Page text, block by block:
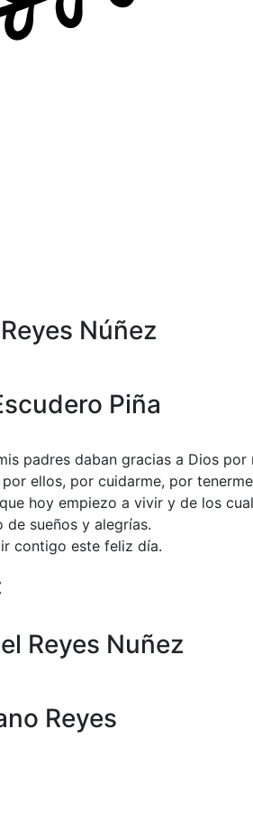
Núñez
Piña
padres daban gracias a Dios por
ellos, por cuidarme, por
hoy empiezo a vivir y de los
sueños y alegrías.
contigo este feliz día.
Reyes Nuñez
Reyes